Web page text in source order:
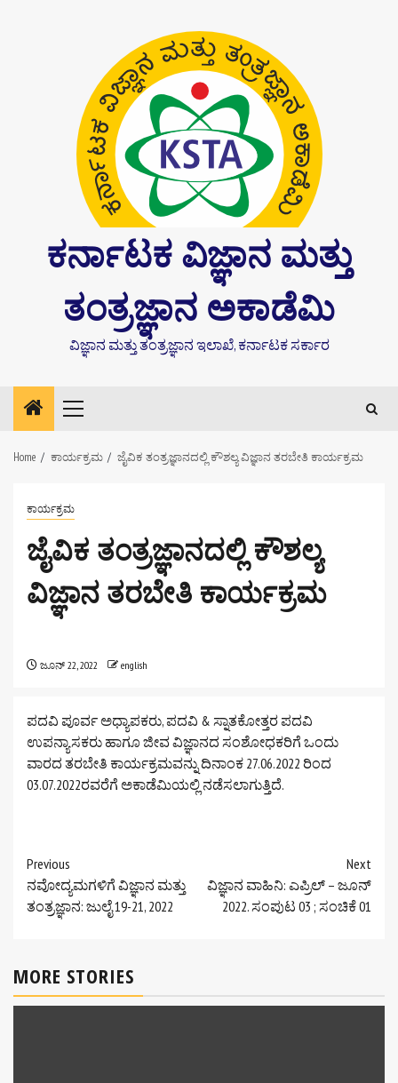
ಕರ್ನಾಟಕ ವಿಜ್ಞಾನ ಮತ್ತು
ತಂತ್ರಜ್ಞಾನ ಅಕಾಡೆಮಿ
ವಿಜ್ಞಾನ ಮತ್ತು ತಂತ್ರಜ್ಞಾನ ಇಲಾಖೆ, ಕರ್ನಾಟಕ ಸರ್ಕಾರ
Primary
Home ಕಾರ್ಯಕ್ರಮ ಜೈವಿಕ ತಂತ್ರಜ್ಞಾನದಲ್ಲಿ ಕೌಶಲ್ಯ ವಿಜ್ಞಾನ ತರಬೇತಿ ಕಾರ್ಯಕ್ರಮ
ಕಾರ್ಯಕ್ರಮ
ಜೈವಿಕ ತಂತ್ರಜ್ಞಾನದಲ್ಲಿ ಕೌಶಲ್ಯ
ವಿಜ್ಞಾನ ತರಬೇತಿ ಕಾರ್ಯಕ್ರಮ
ಜೂನ್ 22, 2022 english
ಪದವಿ ಪೂರ್ವ ಅಧ್ಯಾಪಕರು, ಪದವಿ & ಸ್ನಾತಕೋತ್ತರ ಪದವಿ
ಉಪನ್ಯಾಸಕರು ಹಾಗೂ ಜೀವ ವಿಜ್ಞಾನದ ಸಂಶೋಧಕರಿಗೆ ಒಂದು
ವಾರದ ತರಬೇತಿ ಕಾರ್ಯಕ್ರಮವನ್ನು ದಿನಾಂಕ 27.06.2022 ರಿಂದ
03.07.2022ರವರೆಗೆ ಅಕಾಡೆಮಿಯಲ್ಲಿ ನಡೆಸಲಾಗುತ್ತಿದೆ.
Continue
Reading
Previous
ನವೋದ್ಯಮಗಳಿಗೆ ವಿಜ್ಞಾನ ಮತ್ತು
ತಂತ್ರಜ್ಞಾನ: ಜುಲೈ 19-21, 2022
Next
ವಿಜ್ಞಾನ ವಾಹಿನಿ: ಎಪ್ರಿಲ್ – ಜೂನ್
2022. ಸಂಪುಟ 03 ; ಸಂಚಿಕೆ 01
MORE STORIES